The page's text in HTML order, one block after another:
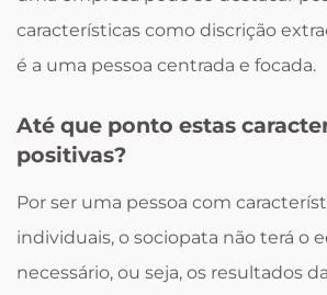
características como discrição
é a uma pessoa centrada e focada.
Até que ponto estas
positivas?
Por ser uma pessoa com
individuais, o sociopata não terá o
necessário, ou seja, os resultados